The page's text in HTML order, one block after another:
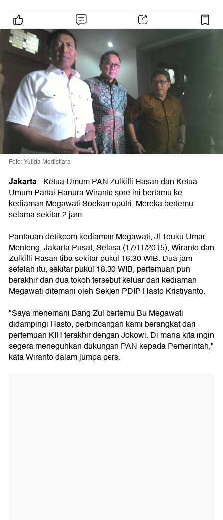
Foto: Yulida Medistiara
Jakarta-Ketua Umum PAN Zulkifli Hasan dan Ketua
Umum Partai Hanura Wiranto sore ini bertamu ke
kediaman Megawati Soekarnoputri. Mereka bertemu
selama sekitar 2 jam.
Pantauan detikcom kediaman Megawati, Jl Teuku Umar,
Menteng, Jakarta Pusat, Selasa (17/11/2015), Wiranto dan
Zulkifli Hasan tiba sekitar pukul 16.30 WIB. Dua jam
setelah itu, sekitar pukul 18.30 WIB, pertemuan pun
berakhir dan dua tokoh tersebut keluar dari kediaman
Megawati ditemani oleh Sekjen PDIP Hasto Kristiyanto.
"Saya menemani Bang Zul bertemu Bu Megawati
didampingi Hasto, perbincangan kami berangkat dari
pertemuan KIH terakhir dengan Jokowi. Di mana kita ingin
segera meneguhkan dukungan PAN kepada Pemerintah,"
kata Wiranto dalam jumpa pers.